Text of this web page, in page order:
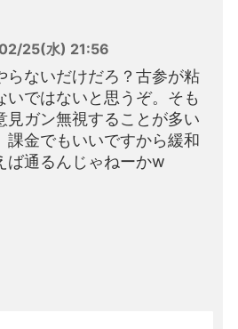
25(水) 21:56
らないだけだろ？古参が粘
いではないと思うぞ。そも
見ガン無視することが多い
課金でもいいですから緩和
ば通るんじゃねーかw